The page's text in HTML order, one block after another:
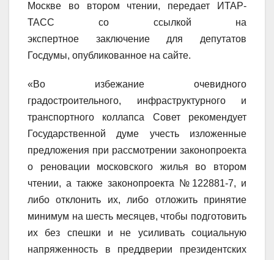
Москве во втором чтении, передает ИТАР-
ТАСС со ссылкой на
экспертное заключение для депутатов
Госдумы, опубликованное на сайте.
«Во избежание очевидного
градостроительного, инфраструктурного и
транспортного коллапса Совет рекомендует
Государственной думе учесть изложенные
предложения при рассмотрении законопроекта
о реновации московского жилья во втором
чтении, а также законопроекта №122881-7, и
либо отклонить их, либо отложить принятие
минимум на шесть месяцев, чтобы подготовить
их без спешки и не усиливать социальную
напряженность в преддверии президентских